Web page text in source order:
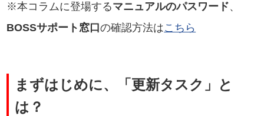
※本コラムに登場するマニュアルのパスワード、
BOSSサポート窓口の確認方法はこちら
まずはじめに、「更新タスク」と
は？